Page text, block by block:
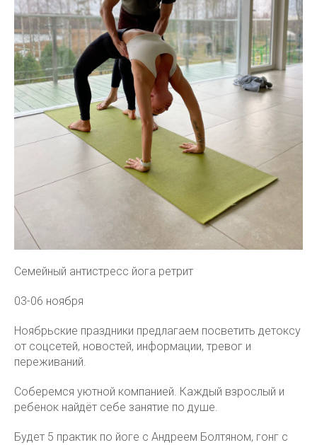
Семейный антистресс йога ретрит
03-06 ноября
Ноябрьские праздники предлагаем посветить детоксу
от соцсетей, новостей, информации, тревог и
переживаний.
Соберемся уютной компанией. Каждый взрослый и
ребенок найдёт себе занятие по душе.
Будет 5 практик по йоге с Андреем Болтяном, гонг с